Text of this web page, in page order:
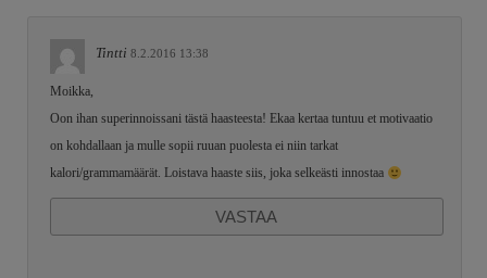
Tintti 8.2.2016 13:38
Moikka,
Oon ihan superinnoissani tästä haasteesta! Ekaa kertaa tuntuu et motivaatio
on kohdallaan ja mulle sopii ruuan puolesta ei niin tarkat
kalori/grammamäärät. Loistava haaste siis, joka selkeästi innostaa
VASTAA